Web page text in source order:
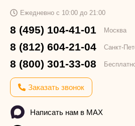
Ежедневно с 10:00 до 21:00
8 (495) 104-41-01 Москва
8 (812) 604-21-04 Санкт-
8 (800) 301-33-08
Заказать звонок
Написать нам в MAX